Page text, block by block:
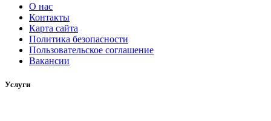
О нас
Контакты
Карта сайта
Политика безопасности
Пользовательское соглашение
Вакансии
Услуги